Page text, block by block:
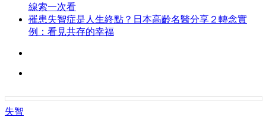
線索一次看
罹患失智症是人生終點？日本高齡名醫分享２轉念實
例：看見共存的幸福
失智